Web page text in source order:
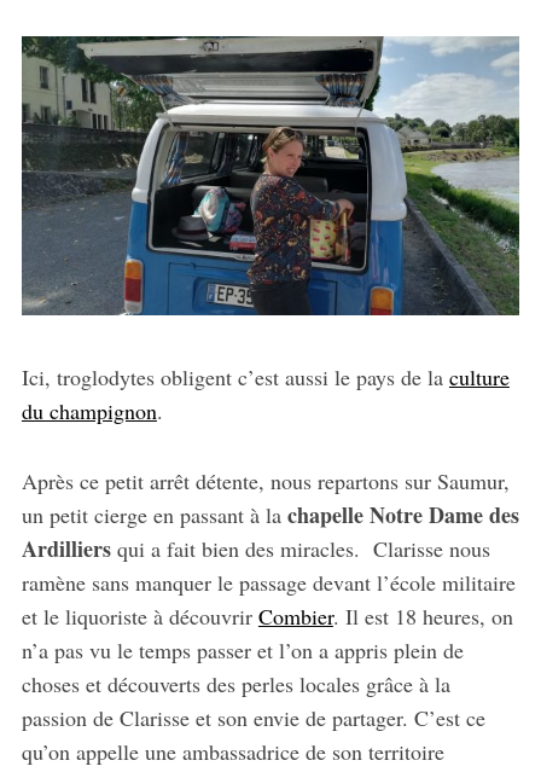
Ici, troglodytes obligent c’est aussi le pays de la culture
du champignon.
Après ce petit arrêt détente, nous repartons sur Saumur,
un petit cierge en passant à lachapelle Notre Dame des
Ardilliersqui a fait bien des miracles. Clarisse nous
ramène sans manquer le passage devant l’école militaire
et le liquoriste à découvrir Combier. Il est 18 heures, on
n’a pas vu le temps passer et l’on a appris plein de
choses et découverts des perles locales grâce à la
passion de Clarisse et son envie de partager. C’est ce
qu’on appelle une ambassadrice de son territoire